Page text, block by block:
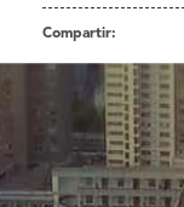
Compartir: